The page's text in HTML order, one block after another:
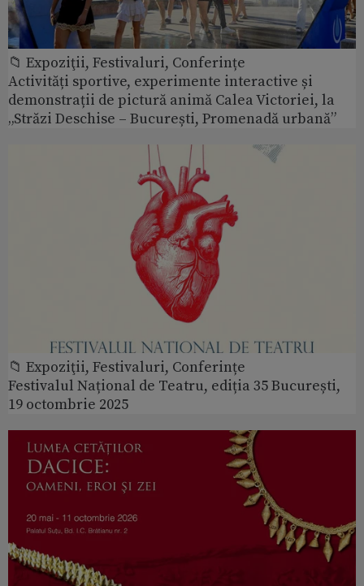
📁 Expoziţii, Festivaluri, Conferințe
Activități sportive, experimente interactive și
demonstrații de pictură animă Calea Victoriei, la
„Străzi Deschise – București, Promenadă urbană”
📁 Expoziţii, Festivaluri, Conferințe
Festivalul Național de Teatru, ediția 35 București,
19 octombrie 2025